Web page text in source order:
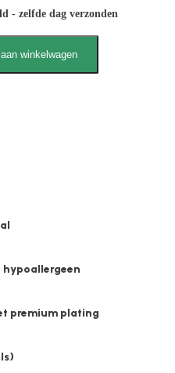
- zelfde dag verzonden
winkelwagen
premium plating